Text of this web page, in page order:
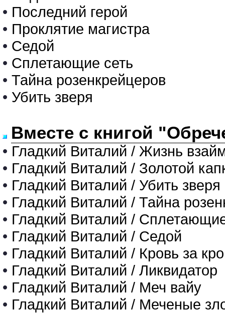
• Последний герой
• Проклятие магистра
• Седой
• Сплетающие сеть
• Тайна розенкрейцеров
• Убить зверя
Вместе с книгой
• Гладкий Виталий / Жизнь
• Гладкий Виталий / Золотой
• Гладкий Виталий / Убить зверя
• Гладкий Виталий / Тайна
• Гладкий Виталий /
• Гладкий Виталий / Седой
• Гладкий Виталий / Кровь за
• Гладкий Виталий / Ликвидатор
• Гладкий Виталий / Меч вайу
• Гладкий Виталий / Меченые